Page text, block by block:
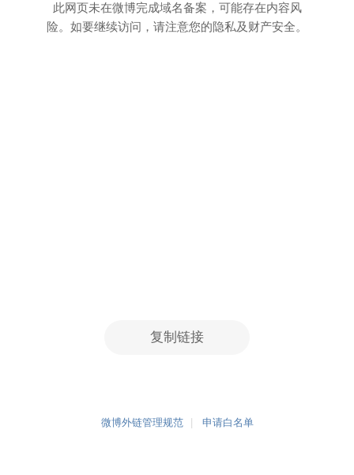
此网页未在微博完成域名备案，可能存在内容风
险。如要继续访问，请注意您的隐私及财产安全。
复制链接
微博外链管理规范 申请白名单